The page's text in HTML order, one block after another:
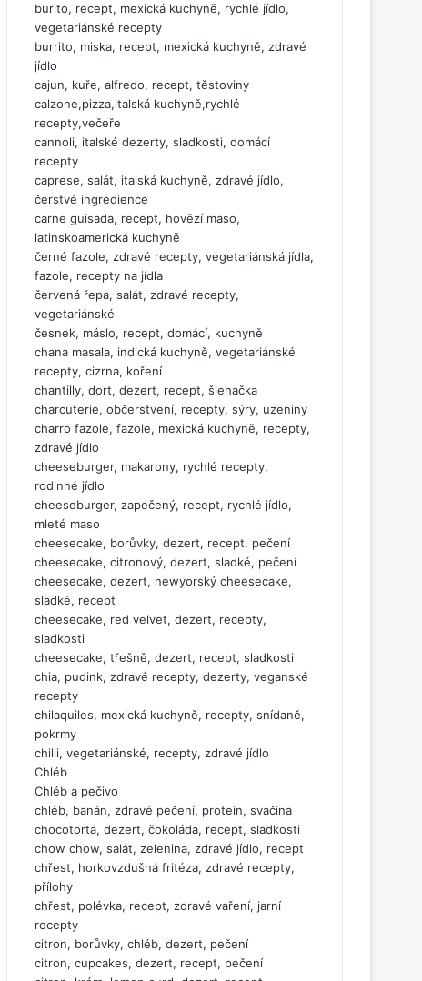
burito, recept, mexická kuchyně, rychlé jídlo,
vegetariánské recepty
burrito, miska, recept, mexická kuchyně, zdravé
jídlo
cajun, kuře, alfredo, recept, těstoviny
calzone,pizza,italská kuchyně,rychlé
recepty,večeře
cannoli, italské dezerty, sladkosti, domácí
recepty
caprese, salát, italská kuchyně, zdravé jídlo,
čerstvé ingredience
carne guisada, recept, hovězí maso,
latinskoamerická kuchyně
černé fazole, zdravé recepty, vegetariánská jídla,
fazole, recepty na jídla
červená řepa, salát, zdravé recepty,
vegetariánské
česnek, máslo, recept, domácí, kuchyně
chana masala, indická kuchyně, vegetariánské
recepty, cizrna, koření
chantilly, dort, dezert, recept, šlehačka
charcuterie, občerstvení, recepty, sýry, uzeniny
charro fazole, fazole, mexická kuchyně, recepty,
zdravé jídlo
cheeseburger, makarony, rychlé recepty,
rodinné jídlo
cheeseburger, zapečený, recept, rychlé jídlo,
mleté maso
cheesecake, borůvky, dezert, recept, pečení
cheesecake, citronový, dezert, sladké, pečení
cheesecake, dezert, newyorský cheesecake,
sladké, recept
cheesecake, red velvet, dezert, recepty,
sladkosti
cheesecake, třešně, dezert, recept, sladkosti
chia, pudink, zdravé recepty, dezerty, veganské
recepty
chilaquiles, mexická kuchyně, recepty, snídaně,
pokrmy
chilli, vegetariánské, recepty, zdravé jídlo
Chléb
Chléb a pečivo
chléb, banán, zdravé pečení, protein, svačina
chocotorta, dezert, čokoláda, recept, sladkosti
chow chow, salát, zelenina, zdravé jídlo, recept
chřest, horkovzdušná fritéza, zdravé recepty,
přílohy
chřest, polévka, recept, zdravé vaření, jarní
recepty
citron, borůvky, chléb, dezert, pečení
citron, cupcakes, dezert, recept, pečení